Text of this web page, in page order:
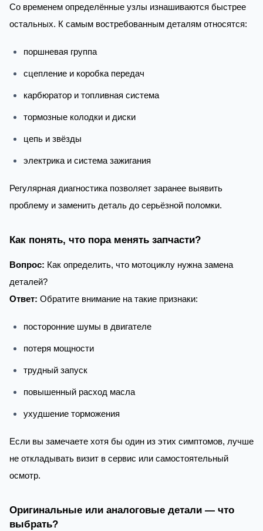
Со временем определённые узлы изнашиваются быстрее
остальных. К самым востребованным деталям относятся:
поршневая группа
сцепление и коробка передач
карбюратор и топливная система
тормозные колодки и диски
цепь и звёзды
электрика и система зажигания
Регулярная диагностика позволяет заранее выявить
проблему и заменить деталь до серьёзной поломки.
Как понять, что пора менять запчасти?
Вопрос: Как определить, что мотоциклу нужна замена
деталей?
Ответ: Обратите внимание на такие признаки:
посторонние шумы в двигателе
потеря мощности
трудный запуск
повышенный расход масла
ухудшение торможения
Если вы замечаете хотя бы один из этих симптомов, лучше
не откладывать визит в сервис или самостоятельный
осмотр.
Оригинальные или аналоговые детали — что
выбрать?